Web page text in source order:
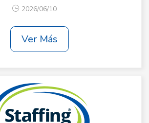
2026/06/10
Ver Más